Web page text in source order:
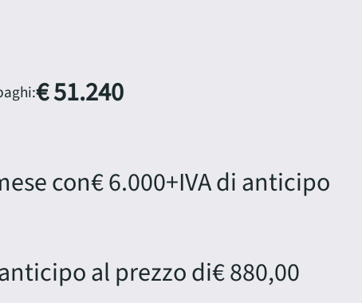
€ 51.240
con€ 6.000+IVA di anticipo
al prezzo di€ 880,00